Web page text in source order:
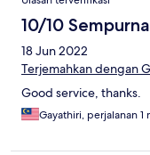
10/10 Sempurna
18 Jun 2022
Terjemahkan dengan
Good service, thanks.
Gayathiri, perjalanan 1